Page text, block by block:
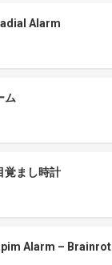
Alarm
ム
覚まし時計
Alarm – Brainrot